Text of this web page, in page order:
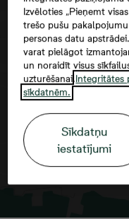
Izvēloties „Pieņemt
trešo pušu
personas datu
varat pielāgot
un noraidīt visus
uzturēšanai.Integritātes
sīkdatnēm.
Sīkdatņu
iestatījumi